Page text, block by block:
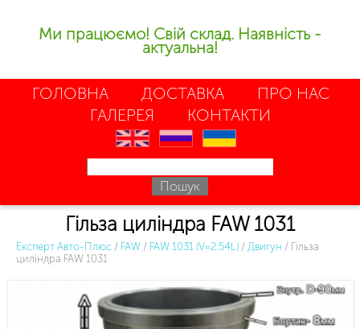
Ми працюємо! Свій склад. Наявність -
актуальна!
ГОЛОВНА ДОСТАВКА
ПРО НАС
ГАЛЕРЕЯ
КОНТАКТИ
en ru uk
Гільза циліндра FAW 1031
Експерт Авто-Плюс / FAW / FAW 1031 (V=2.54L) / Двигун / Гільза
циліндра FAW 1031